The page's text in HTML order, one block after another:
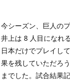
今シーズン、巨人の
井上は 8 人目になれる
日本だけでプレイし
果を残していただろ
までした。 試合結果